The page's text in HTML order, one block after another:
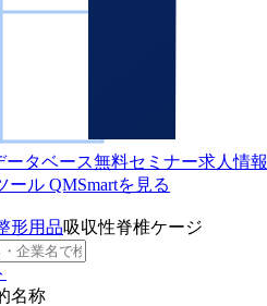
ータベース無料セミナー求人情報
ール QMSmartを見る
形用品吸収性脊椎ケージ
名称